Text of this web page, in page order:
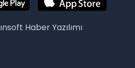
Haber Yazılımı